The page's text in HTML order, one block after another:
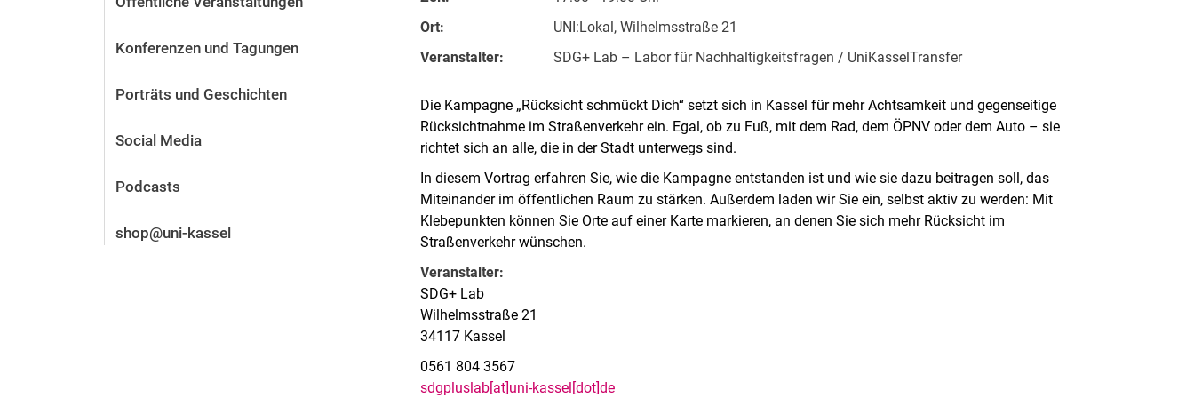
Stellenangebote
Alum­ni und Freunde
Kontakt und Standorte
Konferenzen und Tagungen
Porträts und Geschichten
Social Media
Podcasts
shop@uni-kassel
Ort:
UNI:Lokal, Wilhelmsstraße 21
Veranstalter:
SDG+ Lab – Labor für Nachhaltigkeitsfragen / UniKasselTransfer
Die Kampagne „Rücksicht schmückt Dich“ setzt sich in Kassel für mehr Achtsamkeit und gegenseitige
Rücksichtnahme im Straßenverkehr ein. Egal, ob zu Fuß, mit dem Rad, dem ÖPNV oder dem Auto – sie
richtet sich an alle, die in der Stadt unterwegs sind.
In diesem Vortrag erfahren Sie, wie die Kampagne entstanden ist und wie sie dazu beitragen soll, das
Miteinander im öffentlichen Raum zu stärken. Außerdem laden wir Sie ein, selbst aktiv zu werden: Mit
Klebepunkten können Sie Orte auf einer Karte markieren, an denen Sie sich mehr Rücksicht im
Straßenverkehr wünschen.
Veranstalter:
SDG+ Lab
Wilhelmsstraße 21
34117 Kassel
0561 804 3567
sdgpluslab[at]uni-kassel[dot]de